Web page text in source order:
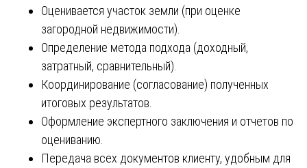
Оценивается участок земли (при оценке
загородной недвижимости).
Определение метода подхода (доходный,
затратный, сравнительный).
Координирование (согласование) полученных
итоговых результатов.
Оформление экспертного заключения и отчетов по
оцениванию.
Передача всех документов клиенту, удобным для